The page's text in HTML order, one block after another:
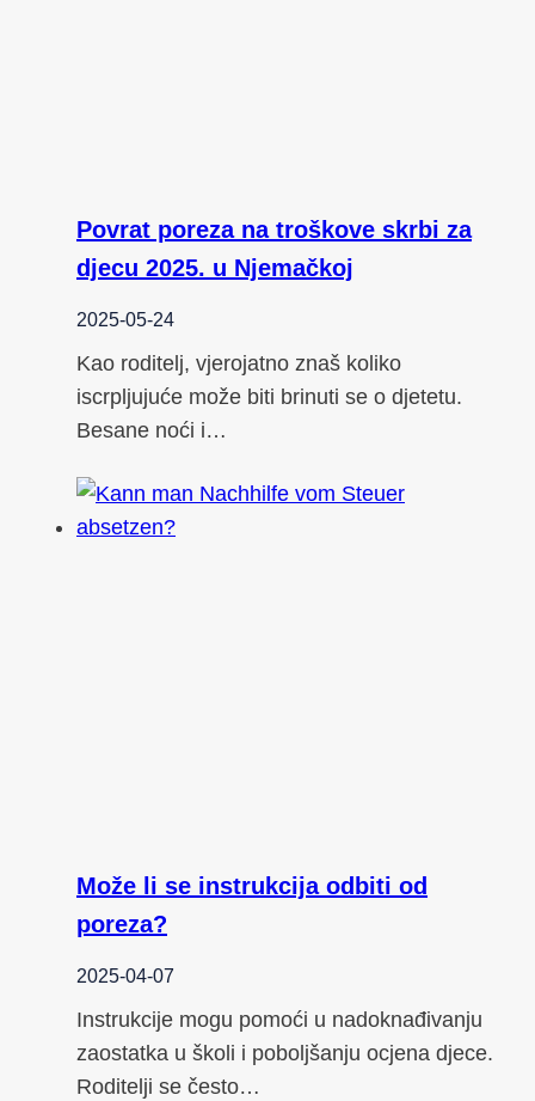
Povrat poreza na troškove skrbi za
djecu 2025. u Njemačkoj
2025-05-24
Kao roditelj, vjerojatno znaš koliko
iscrpljujuće može biti brinuti se o djetetu.
Besane noći i…
Može li se instrukcija odbiti od
poreza?
2025-04-07
Instrukcije mogu pomoći u nadoknađivanju
zaostatka u školi i poboljšanju ocjena djece.
Roditelji se često…